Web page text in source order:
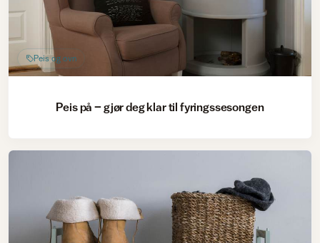
Peis og ovn
Peis på – gjør deg klar til fyringssesongen